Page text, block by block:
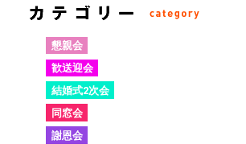
懇親会
歓送迎会
結婚式2次会
同窓会
謝恩会